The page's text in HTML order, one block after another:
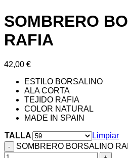
SOMBRERO
RAFIA
42,00 €
ESTILO BORSALINO
ALA CORTA
TEJIDO RAFIA
COLOR NATURAL
MADE IN SPAIN
TALLA
Limpiar
SOMBRERO BORSALINO